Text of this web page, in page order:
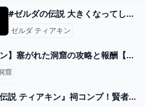
#ゼルダの伝説 大きくなってしまった 時のオカリナ - pramaiのイラスト - pixiv
ゼルダ ティアキン
【ティアキン】塞がれた洞窟の攻略と報酬【ゼルダの伝説ティアーズオブザキングダム】 - ゲームウィズ
窟
『ゼルダの伝説 ティアキン』祠コンプ！賢者の遺志コンプ！装備集めまくり！コーガ様もボコボコにして決戦準備は今度こそ完了･･･！【プレイ日記10】 : もゲつぶ。【元ゲーム情報サイト編集者のつぶやき。】